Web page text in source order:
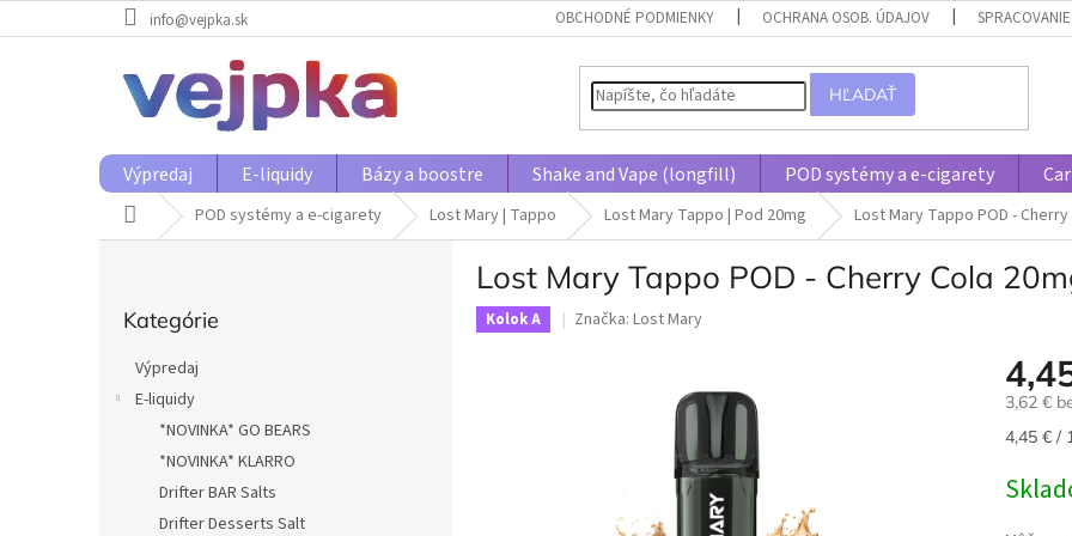
na
info@vejpka.sk OBCHODNÉ PODMIENKY OCHRANA OSOB. ÚDAJOV
HĽADAŤ
Výpredaj E-liquidy Bázy a boostre Shake and Vape (longfill) POD systémy a e-cigarety
DomovPOD systémy a e-cigarety Lost Mary | Tappo Lost Mary Tappo | Pod 20mg Lost Mary Tappo POD -
kategórie
Kategórie
Výpredaj
E-liquidy
*NOVINKA* GO BEARS
*NOVINKA* KLARRO
Drifter BAR Salts
Drifter Desserts Salt
Lost Mary Tappo POD - Cherry Cola
Kolok A Značka: Lost Mary
3,62 €
4,45 € /